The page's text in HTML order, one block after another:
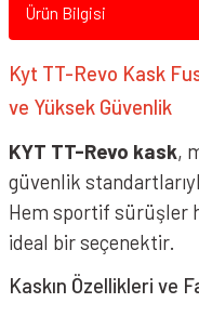
Ürün Bilgisi
Kyt TT-Revo Kask
ve Yüksek Güvenlik
KYT TT-Revo kask,
güvenlik
Hem sportif sürüşler
ideal bir seçenektir.
Kaskın Özellikleri ve